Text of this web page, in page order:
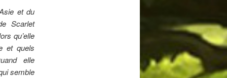
et du
Scarlet
qu’elle
et quels
elle
semble